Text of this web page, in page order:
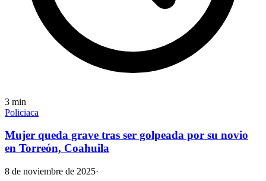
3 min
Policiaca
Mujer queda grave tras ser golpeada por su novio
en Torreón, Coahuila
8 de noviembre de 2025·